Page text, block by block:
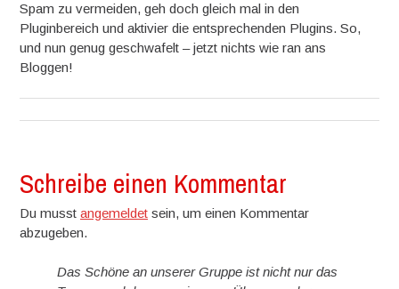
Spam zu vermeiden, geh doch gleich mal in den
Pluginbereich und aktivier die entsprechenden Plugins. So,
und nun genug geschwafelt – jetzt nichts wie ran ans
Bloggen!
Schreibe einen Kommentar
Du musstangemeldet sein, um einen Kommentar
abzugeben.
Das Schöne an unserer Gruppe ist nicht nur das